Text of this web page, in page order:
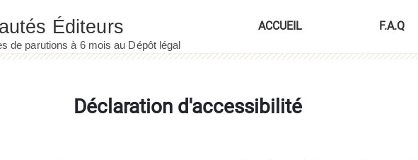
ACCUEIL F.A.Q
Déclaration d'accessibilité